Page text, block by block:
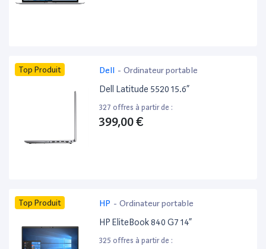
Top Produit Dell - Ordinateur portable
Dell Latitude 5520 15.6”
327 offres à partir de :
399,00 €
Top Produit HP - Ordinateur portable
HP EliteBook 840 G7 14”
325 offres à partir de :